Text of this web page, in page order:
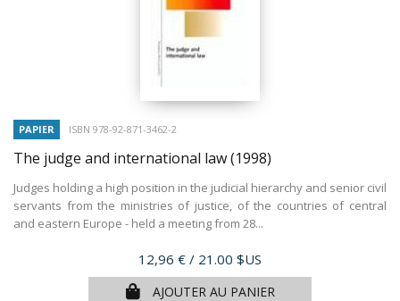
PAPIER ISBN 978-92-871-3462-2
The judge and international law(1998)
Judges holding a high position in the judicial hierarchy and senior civil
servants from the ministries of justice, of the countries of central
and eastern Europe - held a meeting from 28...
Prix
12,96 € / 21.00 $US
AJOUTER AU PANIER